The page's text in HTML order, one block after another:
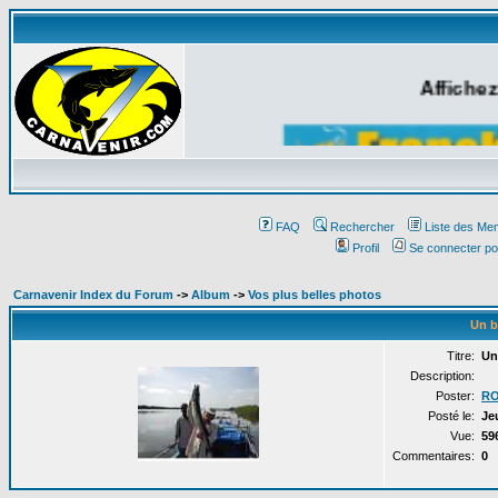
FAQ Rechercher
Liste des
Profil
Se connecter
Carnavenir Index du Forum -> Album -> Vos plus belles photos
Un
Titre:
Description:
Poster:
Posté le:
Vue:
Commentaires: 0